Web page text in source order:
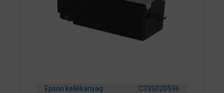
Epson kellékanyag C33S020596